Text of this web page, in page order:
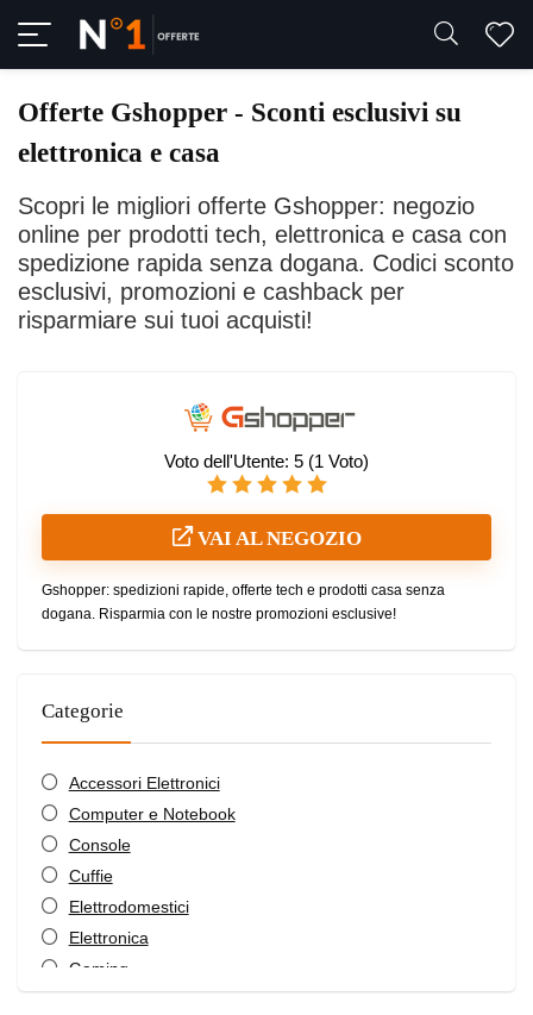
Offerte Gshopper - Sconti esclusivi su
elettronica e casa
Scopri le migliori offerte Gshopper: negozio
online per prodotti tech, elettronica e casa con
spedizione rapida senza dogana. Codici sconto
esclusivi, promozioni e cashback per
risparmiare sui tuoi acquisti!
Voto dell'Utente: 5 (1 Voto)
VAI AL NEGOZIO
Gshopper: spedizioni rapide, offerte tech e prodotti casa senza
dogana. Risparmia con le nostre promozioni esclusive!
Categorie
Accessori Elettronici
Computer e Notebook
Console
Cuffie
Elettrodomestici
Elettronica
Gaming